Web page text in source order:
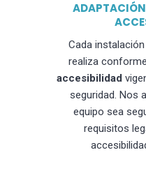
Cada
realiza
accesibilidad
seguridad. Nos
equipo sea
requisitos